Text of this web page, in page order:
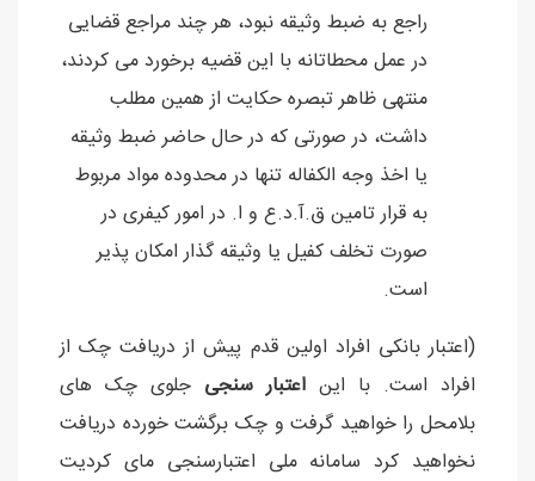
راجع به ضبط وثیقه نبود، هر چند مراجع قضایی
در عمل محطاتانه با این قضیه برخورد می کردند،
منتهی ظاهر تبصره حکایت از همین مطلب
داشت، در صورتی که در حال حاضر ضبط وثیقه
یا اخذ وجه الکفاله تنها در محدوده مواد مربوط
به قرار تامین ق.آ.د.ع و ا. در امور کیفری در
صورت تخلف کفیل یا وثیقه گذار امکان پذیر
است.
(اعتبار بانکی افراد اولین قدم پیش از دریافت چک از
افراد است. با این اعتبار سنجی جلوی چک های
بلامحل را خواهید گرفت و چک برگشت خورده دریافت
نخواهید کرد سامانه ملی اعتبارسنجی مای کردیت